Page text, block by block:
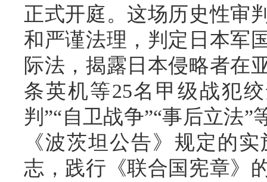
正式开庭。这场历史性审
和严谨法理，判定日本军
际法，揭露日本侵略者在
条英机等25名甲级战犯
判”“自卫战争”“事后立法
《波茨坦公告》规定的
志，践行《联合国宪章》